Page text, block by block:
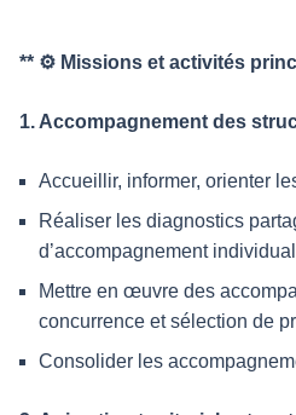
** ⚙️ Missions et activités
1. Accompagnement des
Accueillir, informer, orienter
Réaliser les diagnostics
d’accompagnement
Mettre en œuvre des
concurrence et sélection de
Consolider les